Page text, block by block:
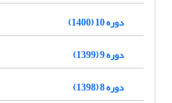
دوره 10 (1400)
دوره 9 (1399)
دوره 8 (1398)